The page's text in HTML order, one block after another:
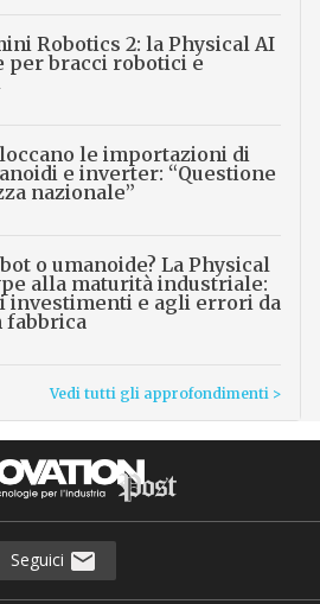
Robotics 2: la Physical AI
per bracci robotici e
le importazioni di
e inverter: “Questione
nazionale”
o umanoide? La Physical
alla maturità industriale:
investimenti e agli errori da
fabbrica
Vedi tutti gli approfondimenti >
Seguici